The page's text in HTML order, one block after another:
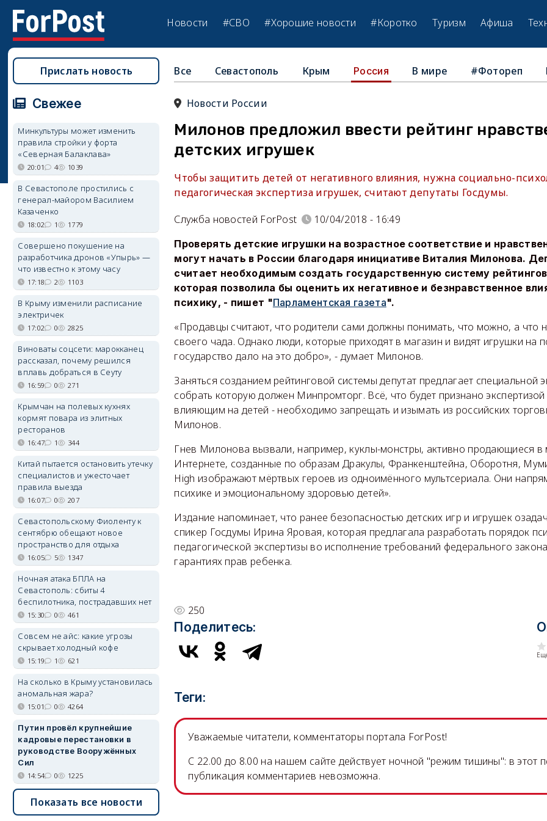
Новости #СВО #Хорошие новости #Коротко Туризм Афиша
Все Севастополь Крым Россия В мире #Фотореп
Новости России
Милонов предложил ввести рейтинг
детских игрушек
Чтобы защитить детей от негативного влияния, нужна социально-
педагогическая экспертиза игрушек, считают депутаты Госдумы.
Служба новостей ForPost
10/04/2018 - 16:49
Проверять детские игрушки на возрастное соответствие и
могут начать в России благодаря инициативе Виталия Милонова.
считает необходимым создать государственную систему
которая позволила бы оценить их негативное и безнравственное
психику, - пишет "Парламентская газета".
«Продавцы считают, что родители сами должны понимать, что можно, а что
своего чада. Однако люди, которые приходят в магазин и видят игрушки на
государство дало на это добро», - думает Милонов.
Заняться созданием рейтинговой системы депутат предлагает специальной
собрать которую должен Минпромторг. Всё, что будет признано
влияющим на детей - необходимо запрещать и изымать из российских
Милонов.
Гнев Милонова вызвали, например, куклы-монстры, активно продающиеся в
Интернете, созданные по образам Дракулы, Франкенштейна, Оборотня,
High изображают мёртвых героев из одноимённого мультсериала. Они
психике и эмоциональному здоровью детей».
Издание напоминает, что ранее безопасностью детских игр и игрушек
спикер Госдумы Ирина Яровая, которая предлагала разработать порядок
педагогической экспертизы во исполнение требований федерального
гарантиях прав ребенка.
250
Поделитесь:
Теги:
Уважаемые читатели, комментаторы портала ForPost!
C 22.00 до 8.00 на нашем сайте действует ночной "режим тишины": в этот
публикация комментариев невозможна.
Прислать новость
Свежее
Минкультуры может изменить
правила стройки у форта
«Северная Балаклава»
20:01 4 1039
В Севастополе простились с
генерал-майором Василием
Казаченко
18:02 1 1779
Совершено покушение на
разработчика дронов «Упырь» —
что известно к этому часу
17:18 2 1103
В Крыму изменили расписание
электричек
17:02 0 2825
Виноваты соцсети: марокканец
рассказал, почему решился
вплавь добраться в Сеуту
16:59 0 271
Крымчан на полевых кухнях
кормят повара из элитных
ресторанов
16:47 1 344
Китай пытается остановить утечку
специалистов и ужесточает
правила выезда
16:07 0 207
Севастопольскому Фиоленту к
сентябрю обещают новое
пространство для отдыха
16:05 5 1347
Ночная атака БПЛА на
Севастополь: сбиты 4
беспилотника, пострадавших нет
15:30 0 461
Совсем не айс: какие угрозы
скрывает холодный кофе
15:19 1 621
На сколько в Крыму установилась
аномальная жара?
15:01 0 4264
Путин провёл крупнейшие
кадровые перестановки в
руководстве Вооружённых
Сил
14:54 0 1225
Показать все новости